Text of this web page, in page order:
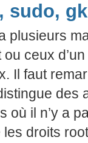
sudo,
plusieurs
ou ceux
Il faut
des
où il n’y a
les droits